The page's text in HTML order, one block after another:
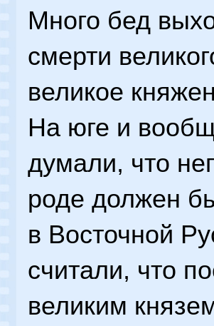
Много бед
смерти
великое
На юге и
думали, что
роде должен
в Восточной
считали, что
великим